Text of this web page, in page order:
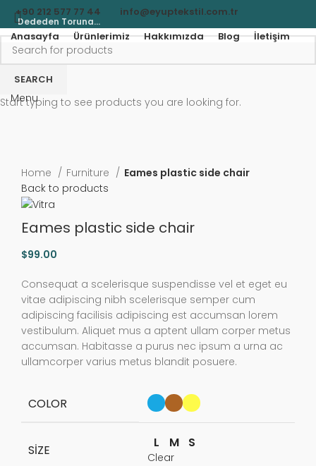
+90 212 577 77 44 info@eyuptekstil.com.tr
Dededen Toruna...
Anasayfa Ürünlerimiz Hakkımızda Blog İletişim
Menu
New
Home
Furniture
Eames plastic side chair
Back to products
Eames plastic side chair
$99.00
Consequat a scelerisque suspendisse vel et eget eu
vitae adipiscing nibh scelerisque semper cum
adipiscing facilisis adipiscing est accumsan lorem
vestibulum. Aliquet mus a aptent ullam corper metus
accumsan. Habitasse a purus nec ipsum a urna ac
ullamcorper varius metus blandit posuere.
COLOR
SIZE L M S
Clear
SEARCH
Start typing to see products you are looking for.